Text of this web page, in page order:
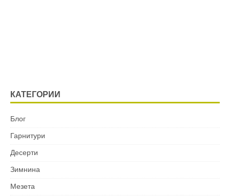
КАТЕГОРИИ
Блог
Гарнитури
Десерти
Зимнина
Мезета